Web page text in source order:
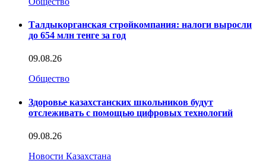
Талдыкорганская стройкомпания: налоги выросли
до 654 млн тенге за год
09.08.26
Общество
Здоровье казахстанских школьников будут
отслеживать с помощью цифровых технологий
09.08.26
Новости Казахстана